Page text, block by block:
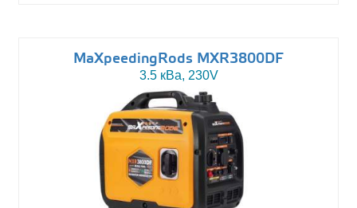
MaXpeedingRods MXR3800DF
3.5 кВа, 230V